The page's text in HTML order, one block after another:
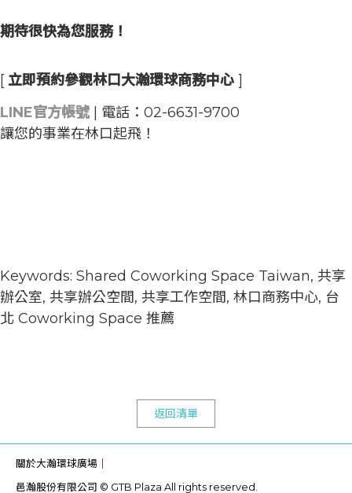
期待很快為您服務！
[ 立即預約參觀林口大瀚環球商務中心 ]
LINE官方帳號| 電話：02-6631-9700
讓您的事業在林口起飛！
Keywords: Shared Coworking Space Taiwan, 共享
辦公室, 共享辦公空間, 共享工作空間, 林口商務中心, 台
北 Coworking Space 推薦
返回清單
關於大瀚環球廣場｜
邑瀚股份有限公司 © GTB Plaza All rights reserved.